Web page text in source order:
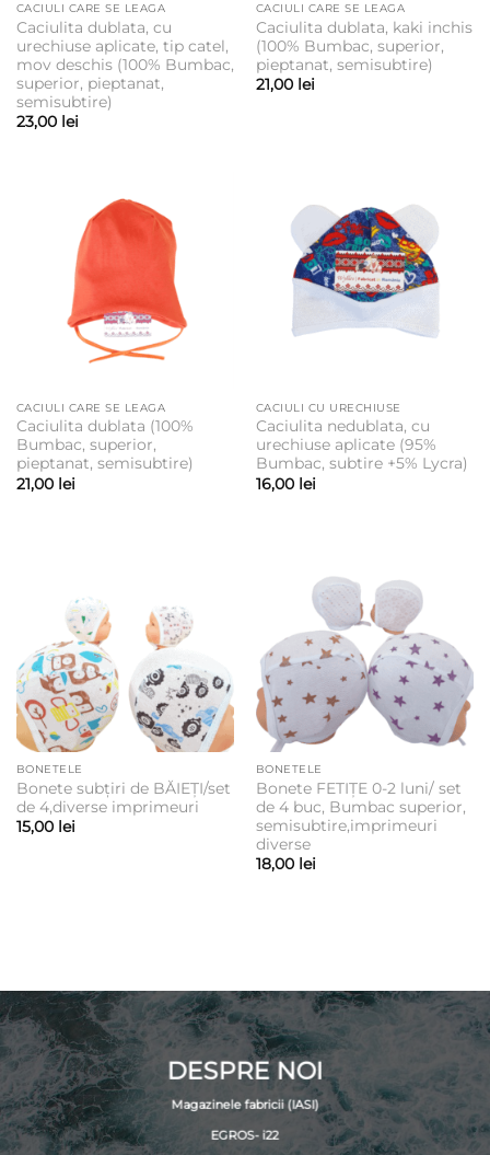
CACIULI CARE SE LEAGA
Caciulita dublata, cu
urechiuse aplicate, tip catel,
mov deschis (100% Bumbac,
superior, pieptanat,
semisubtire)
23,00 lei
CACIULI CARE SE LEAGA
Caciulita dublata, kaki inchis
(100% Bumbac, superior,
pieptanat, semisubtire)
21,00 lei
CACIULI CARE SE LEAGA
Caciulita dublata (100%
Bumbac, superior,
pieptanat, semisubtire)
21,00 lei
CACIULI CU URECHIUSE
Caciulita nedublata, cu
urechiuse aplicate (95%
Bumbac, subtire +5% Lycra)
16,00 lei
BONETELE
Bonete subțiri de BĂIEȚI/set
de 4,diverse imprimeuri
15,00 lei
BONETELE
Bonete FETIȚE 0-2 luni/ set
de 4 buc, Bumbac superior,
semisubtire,imprimeuri
diverse
18,00 lei
DESPRE NOI
Magazinele fabricii (IASI)
EGROS- i22